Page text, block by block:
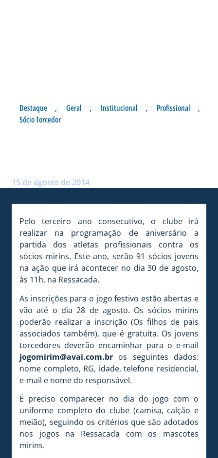
Destaque , Geral , Institucional , Profissional
,
Sócio Torcedor
15 de agosto de 2014
Pelo terceiro ano consecutivo, o clube irá
realizar na programação de aniversário a
partida dos atletas profissionais contra os
sócios mirins. Este ano, serão 91 sócios jovens
na ação que irá acontecer no dia 30 de agosto,
às 11h, na Ressacada.
As inscrições para o jogo festivo estão abertas e
vão até o dia 28 de agosto. Os sócios mirins
poderão realizar a inscrição (Os filhos de pais
associados também), que é gratuita. Os jovens
torcedores deverão encaminhar para o e-mail
jogomirim@avai.com.br os seguintes dados:
nome completo, RG, idade, telefone residencial,
e-mail e nome do responsável.
É preciso comparecer no dia do jogo com o
uniforme completo do clube (camisa, calção e
meião), seguindo os critérios que são adotados
nos jogos na Ressacada com os mascotes
mirins.